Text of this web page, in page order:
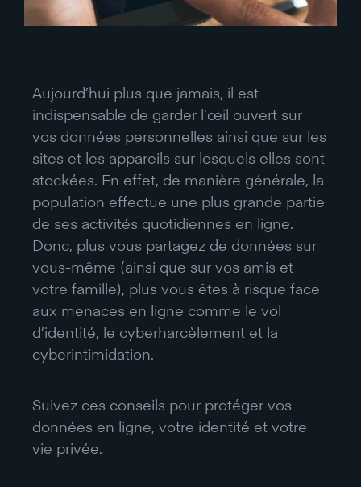
Aujourd’hui plus que jamais, il est
indispensable de garder l’œil ouvert sur
vos données personnelles ainsi que sur les
sites et les appareils sur lesquels elles sont
stockées. En effet, de manière générale, la
population effectue une plus grande partie
de ses activités quotidiennes en ligne.
Donc, plus vous partagez de données sur
vous-même (ainsi que sur vos amis et
votre famille), plus vous êtes à risque face
aux menaces en ligne comme le vol
d’identité, le cyberharcèlement et la
cyberintimidation.
Suivez ces conseils pour protéger vos
données en ligne, votre identité et votre
vie privée.